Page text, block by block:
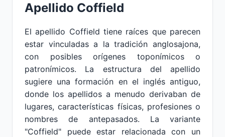
Apellido Coffield
El apellido Coffield tiene raíces que parecen
estar vinculadas a la tradición anglosajona,
con posibles orígenes toponímicos o
patronímicos. La estructura del apellido
sugiere una formación en el inglés antiguo,
donde los apellidos a menudo derivaban de
lugares, características físicas, profesiones o
nombres de antepasados. La variante
"Coffield" puede estar relacionada con un